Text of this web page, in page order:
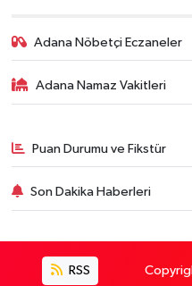
Adana Nöbetçi Eczaneler
Adana Namaz Vakitleri
Puan Durumu ve Fikstür
Son Dakika Haberleri
RSS